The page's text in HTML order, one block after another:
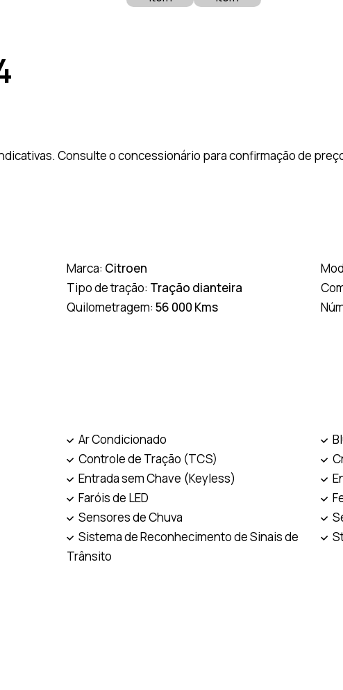
Consulte o concessionário para confirmação de
Marca: Citroen
Tipo de tração: Tração dianteira
Quilometragem: 56 000 Kms
Ar Condicionado
Controle de Tração (TCS)
Entrada sem Chave (Keyless)
Faróis de LED
Sensores de Chuva
Sistema de Reconhecimento de Sinais de
Trânsito